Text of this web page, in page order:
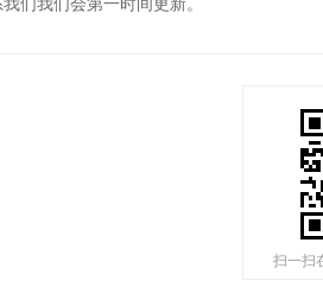
扫一扫